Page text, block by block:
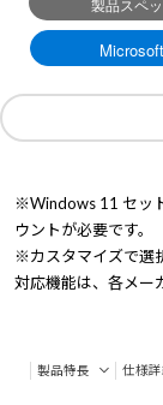
※Windows 11 セッ
ウントが必要です。
※カスタマイズで選
対応機能は、各メー
製品特長 仕様詳